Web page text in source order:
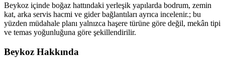
Beykoz içinde boğaz hattındaki yerleşik yapılarda bodrum, zemin
kat, arka servis hacmi ve gider bağlantıları ayrıca incelenir.; bu
yüzden müdahale planı yalnızca haşere türüne göre değil, mekân tipi
ve temas yoğunluğuna göre şekillendirilir.
Beykoz Hakkında